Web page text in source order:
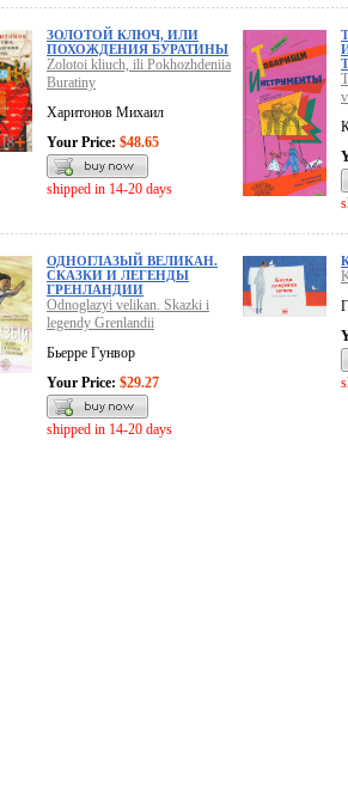
ЗОЛОТОЙ КЛЮЧ, ИЛИ
ПОХОЖДЕНИЯ БУРАТИНЫ
Zolotoi kliuch, ili Pokhozhdeniia
Buratiny
Харитонов Михаил
Your Price: $48.65
shipped in 14-20 days
ОДНОГЛАЗЫЙ ВЕЛИКАН.
СКАЗКИ И ЛЕГЕНДЫ
ГРЕНЛАНДИИ
Odnoglazyi velikan. Skazki i
legendy Grenlandii
Бьерре Гунвор
Your Price: $29.27
shipped in 14-20 days